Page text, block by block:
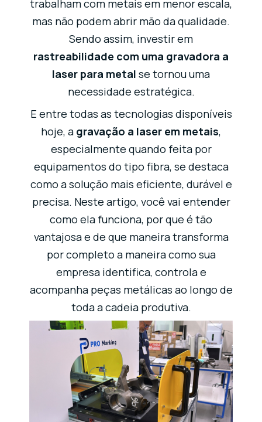
trabalham com metais em menor escala,
mas não podem abrir mão da qualidade.
Sendo assim, investir em
rastreabilidade com uma gravadora a
laser para metal se tornou uma
necessidade estratégica.
E entre todas as tecnologias disponíveis
hoje, a gravação a laser em metais,
especialmente quando feita por
equipamentos do tipo fibra, se destaca
como a solução mais eficiente, durável e
precisa. Neste artigo, você vai entender
como ela funciona, por que é tão
vantajosa e de que maneira transforma
por completo a maneira como sua
empresa identifica, controla e
acompanha peças metálicas ao longo de
toda a cadeia produtiva.